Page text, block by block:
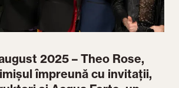
2025 – Theo Rose,
împreună cu invitații,